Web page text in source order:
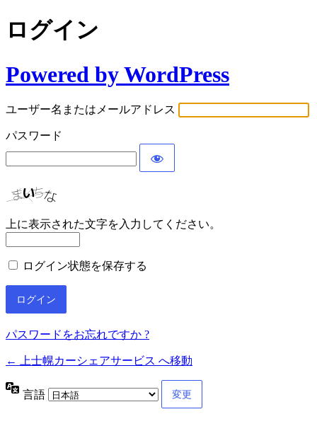
ログイン
Powered by WordPress
ユーザー名またはメールアドレス
パスワード
上に表示された文字を入力してください。
ログイン状態を保存する
パスワードをお忘れですか ?
← 上士幌カーシェアサービス へ移動
言語